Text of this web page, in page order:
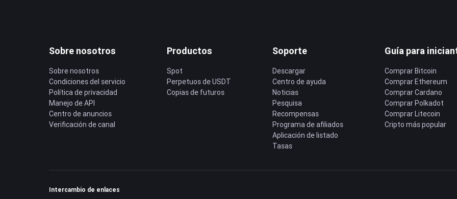
Sobre nosotros
Sobre nosotros
Condiciones del servicio
Política de privacidad
Manejo de API
Centro de anuncios
Verificación de canal
Productos
Spot
Perpetuos de USDT
Copias de futuros
Soporte
Descargar
Centro de ayuda
Noticias
Pesquisa
Recompensas
Programa de afiliados
Aplicación de listado
Tasas
Guía para
Comprar Bitcoin
Comprar Ethereum
Comprar Cardano
Comprar Polkadot
Comprar Litecoin
Cripto más popular
Intercambio de enlaces